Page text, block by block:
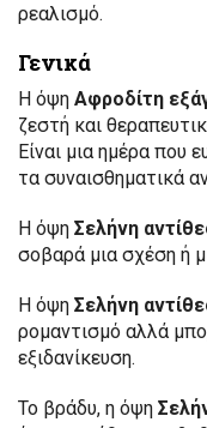
ρεαλισμό.
Γενικά
Η όψη Αφροδίτη
ζεστή και
Είναι μια ημέρα που
τα συναισθηματικά
Η όψη Σελήνη
σοβαρά μια σχέση ή
Η όψη Σελήνη
ρομαντισμό αλλά
εξιδανίκευση.
Το βράδυ, η όψη